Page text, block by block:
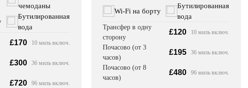
чемоданы
Бутилированная
вода
£170 10 миль включ.
£300 36 миль включ.
£720 96 миль включ.
Wi‑Fi на борту
Бутилированная
вода
Трансфер в одну
сторону
£120 10 миль включ.
Почасово (от 3
часов)
£195 36 миль включ.
Почасово (от 8
часов)
£480 96 миль включ.